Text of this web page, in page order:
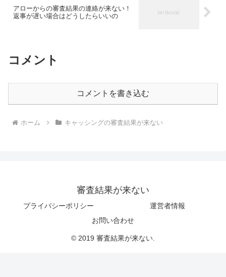
アローからの審査結果の連絡が来ない！
返事が遅い場合はどうしたらいいの
コメント
コメントを書き込む
ホーム キャッシングの審査結果が来ない
審査結果が来ない
プライバシーポリシー
運営者情報
お問い合わせ
© 2019 審査結果が来ない.